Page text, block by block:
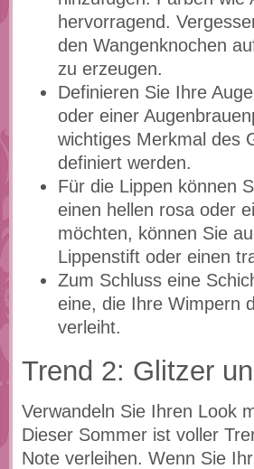
hervorragend.
den Wangenknochen
zu erzeugen.
Definieren Sie Ihre
oder einer
wichtiges Merkmal des
definiert werden.
Für die Lippen können
einen hellen rosa oder
möchten, können Sie
Lippenstift oder einen
Zum Schluss eine
eine, die Ihre Wimpern
verleiht.
Trend 2: Glitzer
Verwandeln Sie Ihren Look
Dieser Sommer ist voller
Note verleihen. Wenn Sie